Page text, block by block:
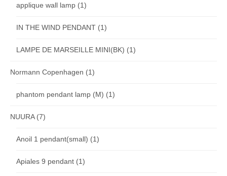
applique wall lamp (1)
IN THE WIND PENDANT (1)
LAMPE DE MARSEILLE MINI(BK) (1)
Normann Copenhagen (1)
phantom pendant lamp (M) (1)
NUURA(7)
Anoil 1 pendant(small) (1)
Apiales 9 pendant (1)